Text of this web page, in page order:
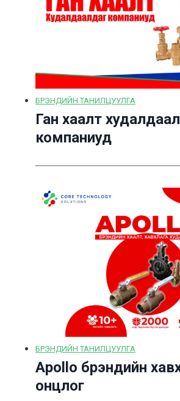
БРЭНДИЙН ТАНИЛЦУУЛГА
Ган хаалт
компаниуд
БРЭНДИЙН ТАНИЛЦУУЛГА
Apollo брэндийн
онцлог